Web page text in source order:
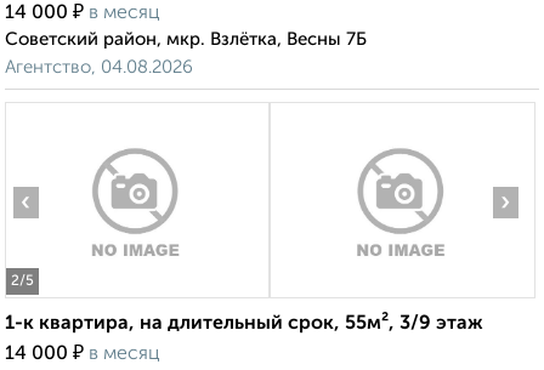
14 000 ₽ в месяц
Советский район, мкр. Взлётка, Весны 7Б
Агентство, 04.08.2026
2/5
‹ ›
1-к квартира, на длительный срок, 55м², 3/9 этаж
14 000 ₽ в месяц